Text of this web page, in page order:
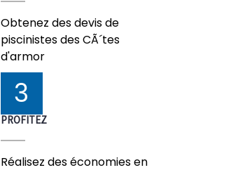
Obtenez des devis de
piscinistes des CÃ´tes
d'armor
3
PROFITEZ
Réalisez des économies en